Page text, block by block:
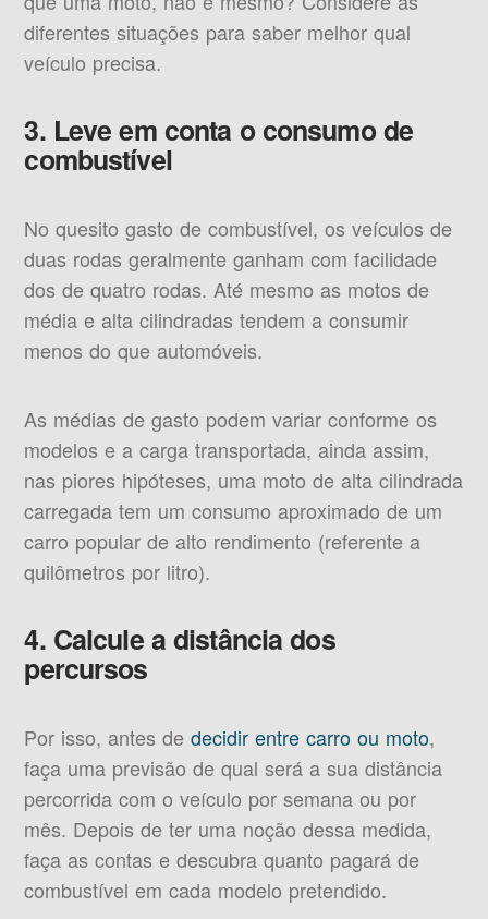
diferentes situações para saber melhor qual
veículo precisa.
3. Leve em conta o consumo de
combustível
No quesito gasto de combustível, os veículos de
duas rodas geralmente ganham com facilidade
dos de quatro rodas. Até mesmo as motos de
média e alta cilindradas tendem a consumir
menos do que automóveis.
As médias de gasto podem variar conforme os
modelos e a carga transportada, ainda assim,
nas piores hipóteses, uma moto de alta cilindrada
carregada tem um consumo aproximado de um
carro popular de alto rendimento (referente a
quilômetros por litro).
4. Calcule a distância dos
percursos
Por isso, antes dedecidir entre carro ou moto,
faça uma previsão de qual será a sua distância
percorrida com o veículo por semana ou por
mês. Depois de ter uma noção dessa medida,
faça as contas e descubra quanto pagará de
combustível em cada modelo pretendido.